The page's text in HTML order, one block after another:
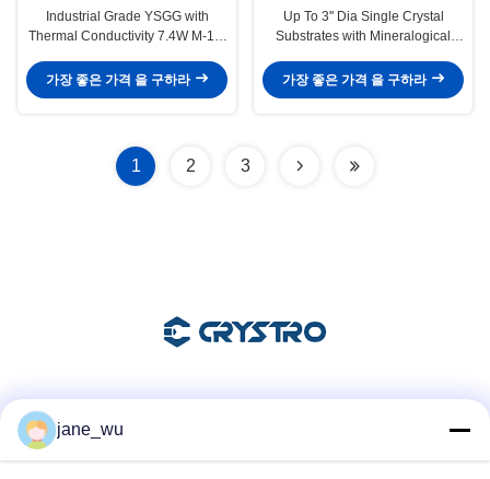
Industrial Grade YSGG with
Thermal Conductivity 7.4W M-1k-
가장 좋은 가격 을 구하라
Up To 3'' Dia Single Crystal
Substrates with Mineralogical
가장 좋은 가격 을 구하라
1 2 3
jane_wu